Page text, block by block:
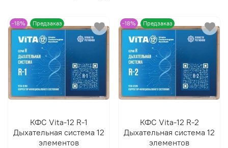
-18% Предзаказ
КФС Vita-12 R-1
Дыхательная система 12
элементов
-18% Предзаказ
КФС Vita-12 R-2
Дыхательная система 12
элементов